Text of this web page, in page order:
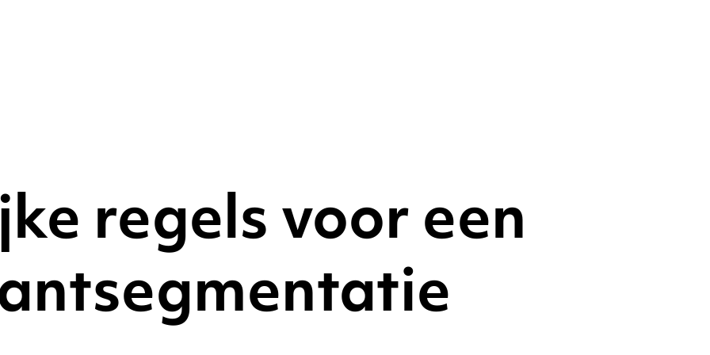
regels voor een